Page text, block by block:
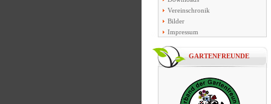
Vereinschronik
Bilder
Impressum
GARTENFREUNDE